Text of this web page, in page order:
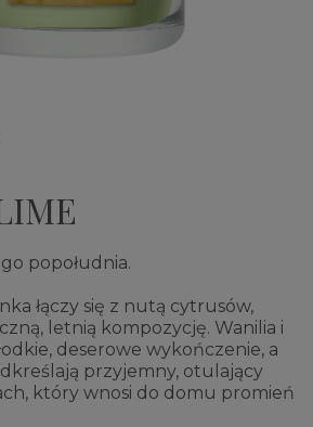
popołudnia.
łączy się z nutą cytrusów,
letnią kompozycję. Wanilia i
deserowe wykończenie, a
przyjemny, otulający
który wnosi do domu promień